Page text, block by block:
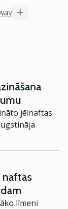
jēlnaftas
naftas
līmeni